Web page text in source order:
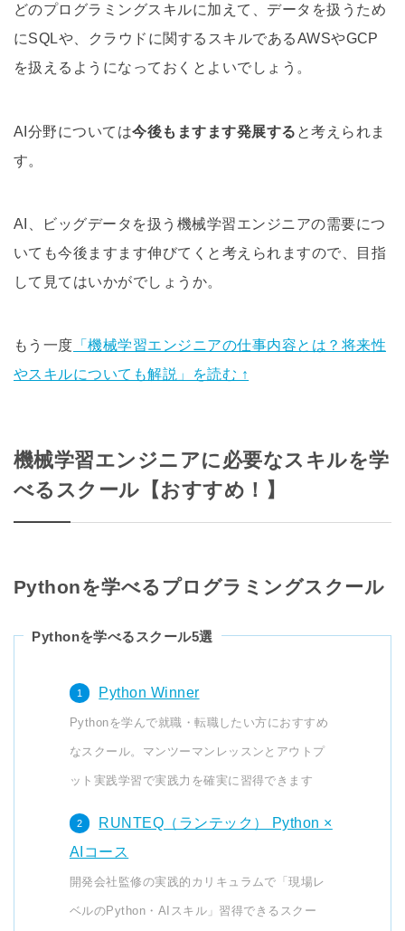
どのプログラミングスキルに加えて、データを扱うため
にSQLや、クラウドに関するスキルであるAWSやGCP
を扱えるようになっておくとよいでしょう。
AI分野については今後もますます発展する と考えられま
す。
AI、ビッグデータを扱う機械学習エンジニアの需要につ
いても今後ますます伸びてくと考えられますので、目指
して見てはいかがでしょうか。
もう一度 「機械学習エンジニアの仕事内容とは？将来性
やスキルについても解説」を読む ↑
機械学習エンジニアに必要なスキルを学
べるスクール【おすすめ！】
Pythonを学べるプログラミングスクール
Pythonを学べるスクール5選
Python Winner
Pythonを学んで就職・転職したい方におすすめ
なスクール。マンツーマンレッスンとアウトプ
ット実践学習で実践力を確実に習得できます
RUNTEQ（ランテック） Python ×
AIコース
開発会社監修の実践的カリキュラムで「現場レ
ベルのPython・AIスキル」習得できるスクー